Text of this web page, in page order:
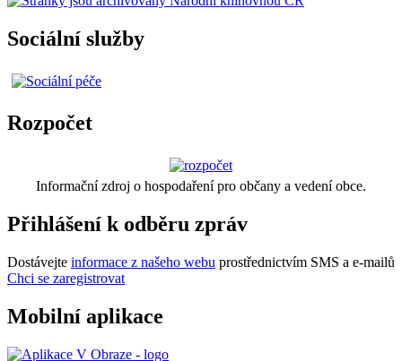
Sociální služby
Rozpočet
Informační zdroj o hospodaření pro občany a vedení obce.
Přihlášení k odběru zpráv
Dostávejte informace z našeho webu prostřednictvím SMS a e-mailů
Chci se zaregistrovat
Mobilní aplikace